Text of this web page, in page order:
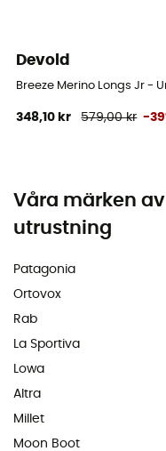
Devold
Breeze Merino Longs Jr -
348,10 kr 579,00 kr -
Våra märken
utrustning
Patagonia
Ortovox
Rab
La Sportiva
Lowa
Altra
Millet
Moon Boot